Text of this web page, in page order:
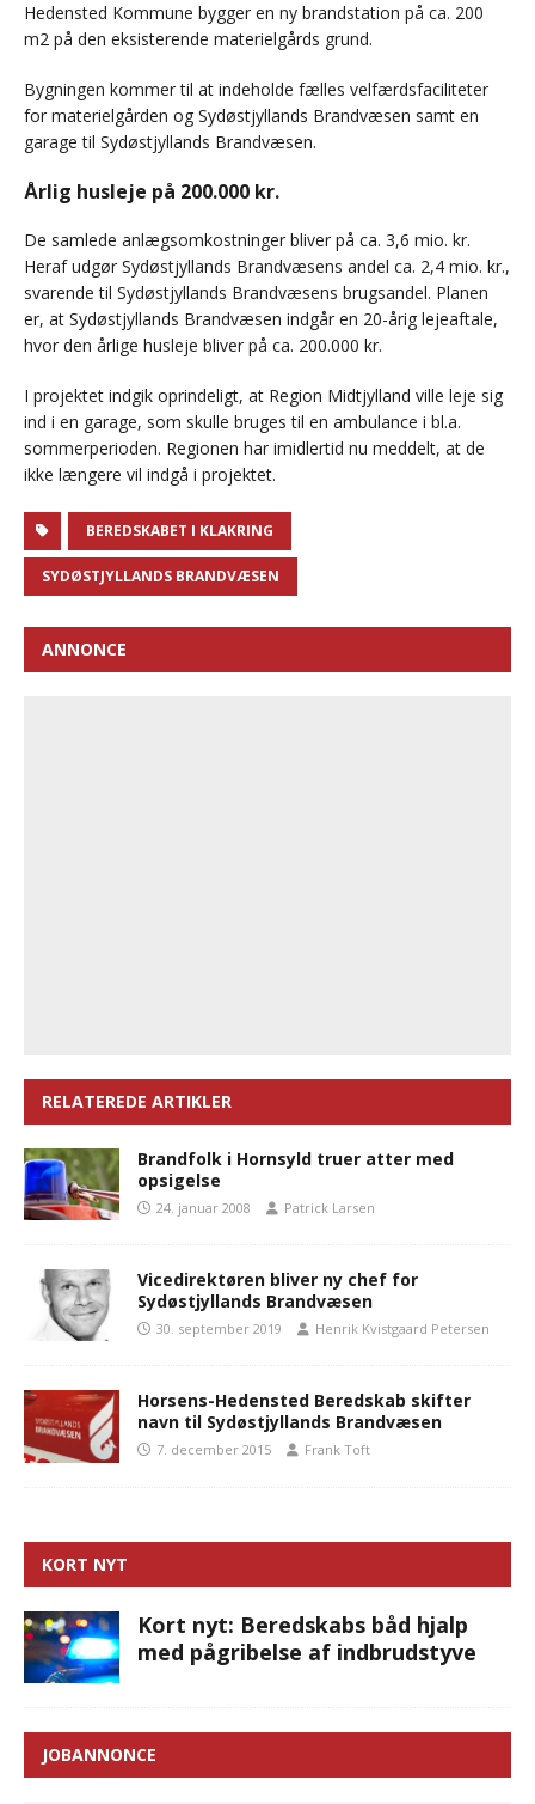
Hedensted Kommune bygger en ny brandstation på ca. 200
m2 på den eksisterende materielgårds grund.
Bygningen kommer til at indeholde fælles velfærdsfaciliteter
for materielgården og Sydøstjyllands Brandvæsen samt en
garage til Sydøstjyllands Brandvæsen.
Årlig husleje på 200.000 kr.
De samlede anlægsomkostninger bliver på ca. 3,6 mio. kr.
Heraf udgør Sydøstjyllands Brandvæsens andel ca. 2,4 mio. kr.,
svarende til Sydøstjyllands Brandvæsens brugsandel. Planen
er, at Sydøstjyllands Brandvæsen indgår en 20-årig lejeaftale,
hvor den årlige husleje bliver på ca. 200.000 kr.
I projektet indgik oprindeligt, at Region Midtjylland ville leje sig
ind i en garage, som skulle bruges til en ambulance i bl.a.
sommerperioden. Regionen har imidlertid nu meddelt, at de
ikke længere vil indgå i projektet.
BEREDSKABET I KLAKRING
SYDØSTJYLLANDS BRANDVÆSEN
ANNONCE
RELATEREDE ARTIKLER
Brandfolk i Hornsyld truer atter med
opsigelse
24. januar 2008 Patrick Larsen
Vicedirektøren bliver ny chef for
Sydøstjyllands Brandvæsen
30. september 2019 Henrik Kvistgaard Petersen
Horsens-Hedensted Beredskab skifter
navn til Sydøstjyllands Brandvæsen
7. december 2015 Frank Toft
KORT NYT
Kort nyt: Beredskabs båd hjalp
med pågribelse af indbrudstyve
JOBANNONCE